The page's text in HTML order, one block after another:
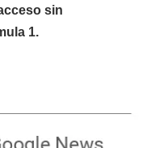
sin
1.